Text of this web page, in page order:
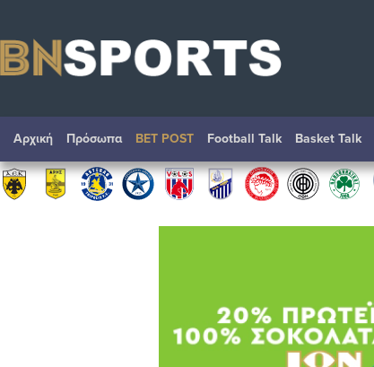
Αρχική Πρόσωπα BET POST Football Talk Basket Talk